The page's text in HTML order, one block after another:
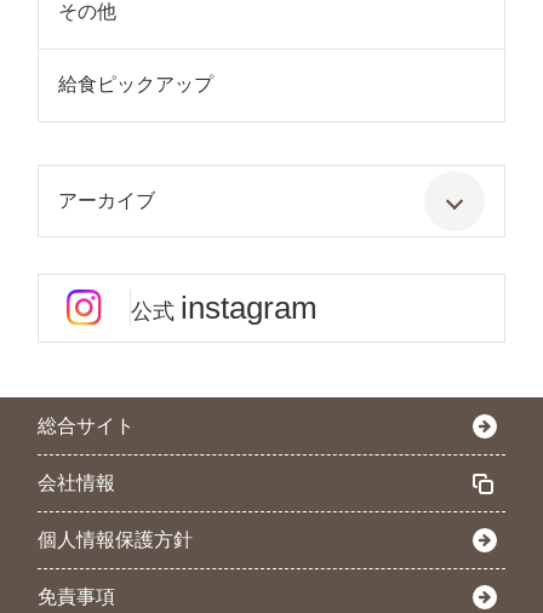
その他
給食ピックアップ
アーカイブ
公式 instagram
総合サイト
会社情報
個人情報保護方針
免責事項